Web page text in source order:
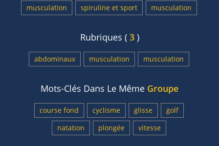
musculation
spiruline et sport musculation
Rubriques ( 3)
abdominaux musculation musculation
Mots-Clés Dans Le Même Groupe
course fond cyclisme glisse
golf
natation
plongée vitesse